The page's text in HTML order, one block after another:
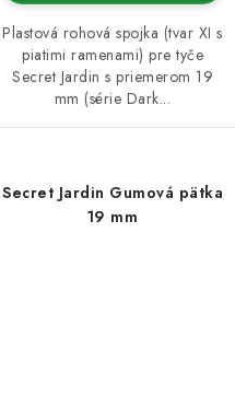
Plastová rohová spojka (tvar XI s
piatimi ramenami) pre tyče
Secret Jardin s priemerom 19
mm (série Dark...
Secret Jardin Gumová pätka
19 mm